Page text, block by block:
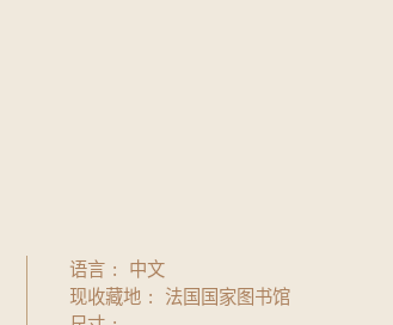
语言
中文
现收藏地
法国国家图书馆